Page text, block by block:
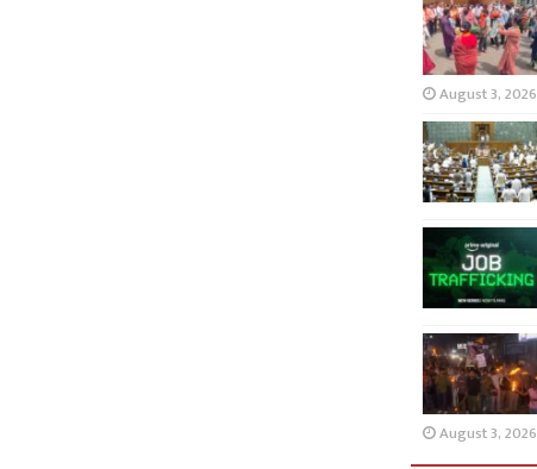
August 3, 2026
August 3, 2026